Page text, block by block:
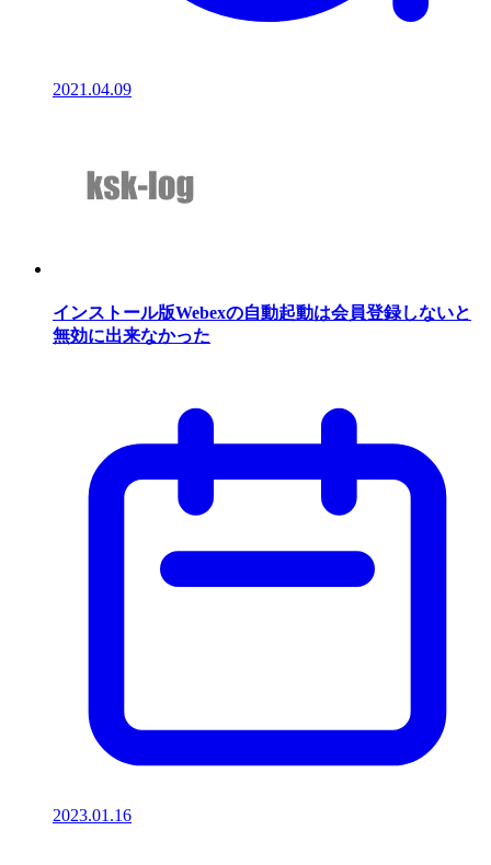
2021.04.09
インストール版Webexの自動起動は会員登録しないと
無効に出来なかった
2023.01.16